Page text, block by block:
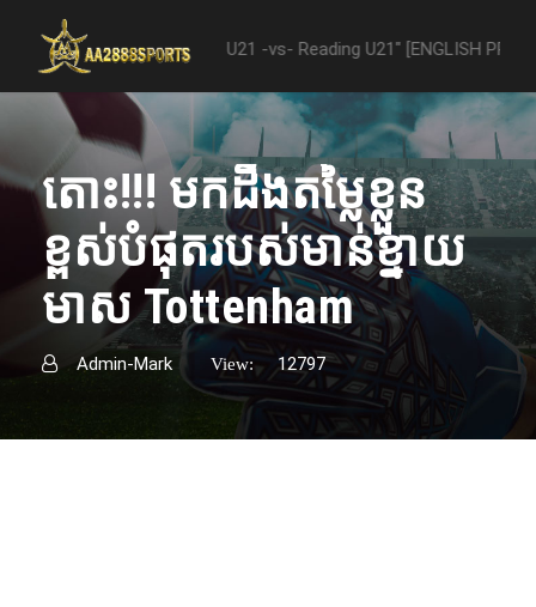
"Nottingham Forest U21 -vs- Reading U21" [ENGLISH
តោះ!!! មកដឹងតម្លៃខ្លួន
ខ្ពស់បំផុតរបស់មាន់ខ្នាយ
មាស Tottenham
Admin-Mark View: 12797